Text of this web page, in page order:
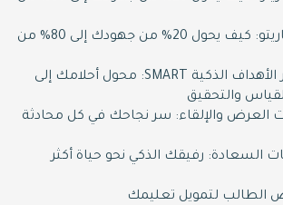
خبير مبدأ باريتو: كيف يحول 20% من جهودك إلى 80% من
خبير معايير الأهداف الذكية SMART: محول أحلامك إلى
والتحقيق
العرض والإلقاء: سر نجاحك في كل محادثة
السعادة: رفيقك الذكي نحو حياة أكثر
الطالب لتمويل تعليمك